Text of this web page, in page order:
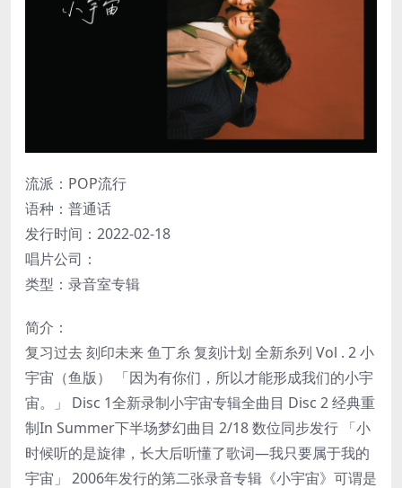
流派：POP流行
语种：普通话
发行时间：2022-02-18
唱片公司：
类型：录音室专辑
简介：
复习过去 刻印未来 鱼丁糸 复刻计划 全新糸列 Vol . 2 小
宇宙（鱼版） 「因为有你们，所以才能形成我们的小宇
宙。」 Disc 1全新录制小宇宙专辑全曲目 Disc 2 经典重
制In Summer下半场梦幻曲目 2/18 数位同步发行 「小
时候听的是旋律，长大后听懂了歌词—我只要属于我的
宇宙」 2006年发行的第二张录音专辑《小宇宙》可谓是